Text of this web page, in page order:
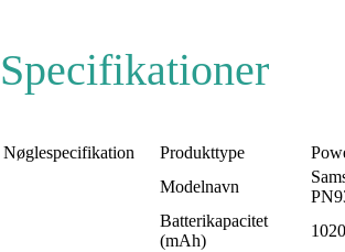
Specifikationer
Nøglespecifikation Produkttype
Modelnavn
Batterikapacitet
(mAh)